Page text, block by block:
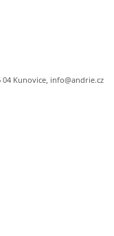
Kunovice, info@andrie.cz